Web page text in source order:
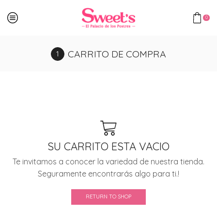
0
CARRITO DE COMPRA
SU CARRITO ESTA VACIO
Te invitamos a conocer la variedad de nuestra tienda.
Seguramente encontrarás algo para ti.!
RETURN TO SHOP